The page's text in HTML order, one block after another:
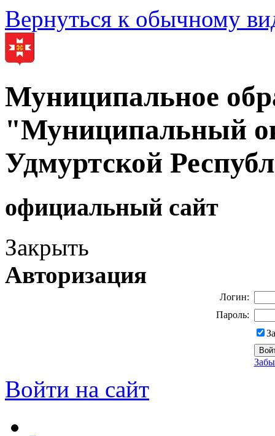
Вернуться к обычному
Муниципальное
"Муниципальный
Удмуртской
официальный сайт
Закрыть
Авторизация
Логин:
Пароль:
Войти на сайт